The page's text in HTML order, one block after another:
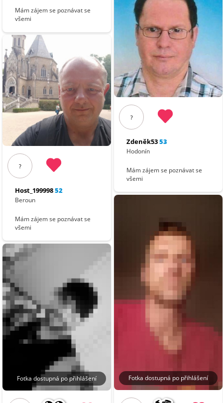
Mám zájem se poznávat se
všemi
?
Host_19999852
Beroun
Mám zájem se poznávat se
všemi
Fotka dostupná po přihlášení
?
Zdeněk5353
Hodonín
Mám zájem se poznávat se
všemi
Fotka dostupná po přihlášení